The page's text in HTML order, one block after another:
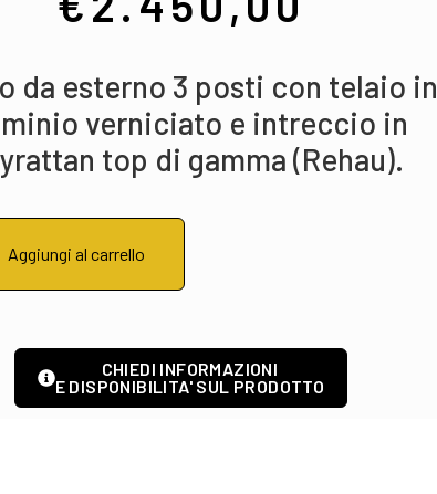
da esterno 3 posti con telaio in
verniciato e intreccio in
top di gamma (Rehau).
Aggiungi al carrello
CHIEDI INFORMAZIONI
E DISPONIBILITA' SUL PRODOTTO